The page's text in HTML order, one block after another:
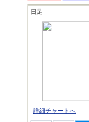
日足
詳細チャートへ